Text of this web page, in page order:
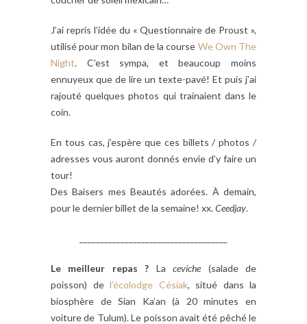
J’ai repris l’idée du « Questionnaire de Proust »,
utilisé pour mon bilan de la course We Own The
Night. C’est sympa, et beaucoup moins
ennuyeux que de lire un texte-pavé! Et puis j’ai
rajouté quelques photos qui trainaient dans le
coin.
En tous cas, j’espère que ces billets / photos /
adresses vous auront donnés envie d’y faire un
tour!
Des Baisers mes Beautés adorées. À demain,
pour le dernier billet de la semaine! xx.Ceedjay.
Le meilleur repas ? Laceviche (salade de
poisson) de l’écolodge Césiak, situé dans la
biosphère de Sian Ka’an (à 20 minutes en
voiture de Tulum). Le poisson avait été pêché le